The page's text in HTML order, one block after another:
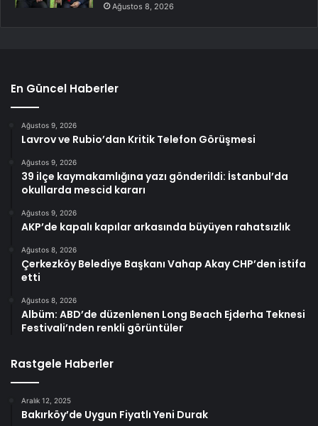
Ağustos 8, 2026
En Güncel Haberler
Ağustos 9, 2026
Lavrov ve Rubio’dan Kritik Telefon Görüşmesi
Ağustos 9, 2026
39 ilçe kaymakamlığına yazı gönderildi: İstanbul’da
okullarda mescid kararı
Ağustos 9, 2026
AKP’de kapalı kapılar arkasında büyüyen rahatsızlık
Ağustos 8, 2026
Çerkezköy Belediye Başkanı Vahap Akay CHP’den istifa
etti
Ağustos 8, 2026
Albüm: ABD’de düzenlenen Long Beach Ejderha Teknesi
Festivali’nden renkli görüntüler
Rastgele Haberler
Aralık 12, 2025
Bakırköy’de Uygun Fiyatlı Yeni Durak